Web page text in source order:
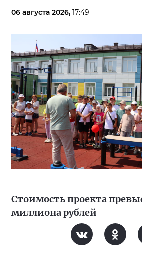
06 августа 2026, 17:49
Стоимость проекта
миллиона рублей